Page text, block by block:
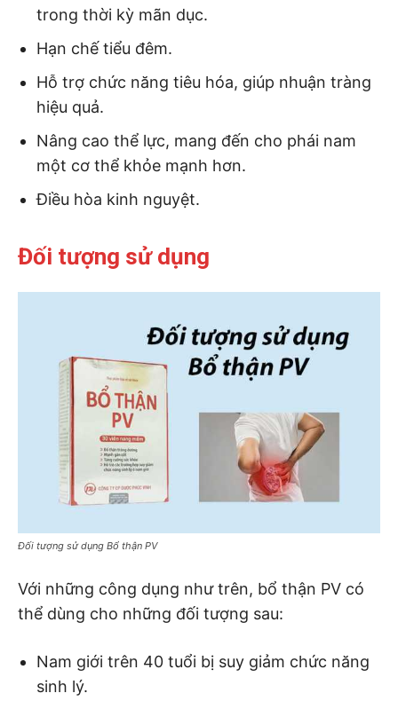
trong thời kỳ mãn dục.
Hạn chế tiểu đêm.
Hỗ trợ chức năng tiêu hóa, giúp nhuận tràng
hiệu quả.
Nâng cao thể lực, mang đến cho phái nam
một cơ thể khỏe mạnh hơn.
Điều hòa kinh nguyệt.
Đối tượng sử dụng
Đối tượng sử dụng Bổ thận PV
Với những công dụng như trên, bổ thận PV có
thể dùng cho những đối tượng sau:
Nam giới trên 40 tuổi bị suy giảm chức năng
sinh lý.